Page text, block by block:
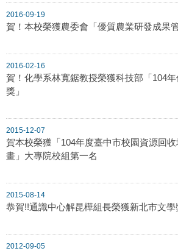
2016-09-19
賀！本校榮獲農委會「優質農業研發成果
2016-02-16
賀！化學系林寬鋸教授榮獲科技部「104
獎」
2015-12-07
賀本校榮獲「104年度臺中市校園資源回
畫」大專院校組第一名
2015-08-14
恭賀!!通識中心解昆樺組長榮獲新北市文
2012-09-05